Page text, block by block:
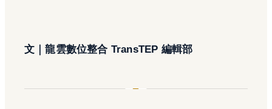
文｜龍雲數位整合 TransTEP 編輯部